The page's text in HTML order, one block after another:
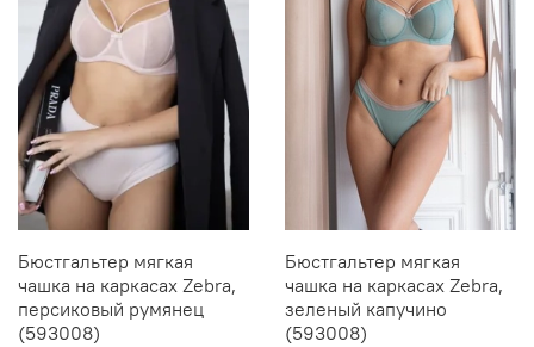
Бюстгальтер мягкая
чашка на каркасах Zebra,
персиковый румянец
(593008)
Бюстгальтер мягкая
чашка на каркасах Zebra,
зеленый капучино
(593008)